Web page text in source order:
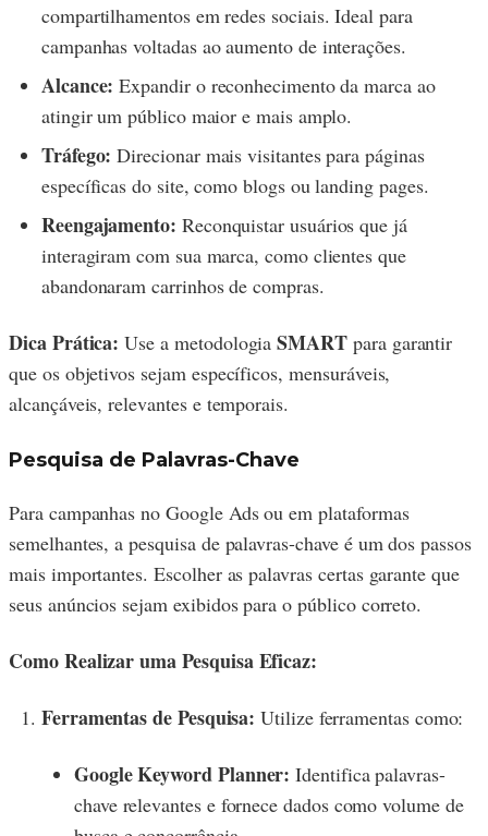
compartilhamentos em redes sociais. Ideal para
campanhas voltadas ao aumento de interações.
Alcance: Expandir o reconhecimento da marca ao
atingir um público maior e mais amplo.
Tráfego: Direcionar mais visitantes para páginas
específicas do site, como blogs ou landing pages.
Reengajamento: Reconquistar usuários que já
interagiram com sua marca, como clientes que
abandonaram carrinhos de compras.
Dica Prática: Use a metodologiaSMART para garantir
que os objetivos sejam específicos, mensuráveis,
alcançáveis, relevantes e temporais.
Pesquisa de Palavras-Chave
Para campanhas no Google Ads ou em plataformas
semelhantes, a pesquisa de palavras-chave é um dos passos
mais importantes. Escolher as palavras certas garante que
seus anúncios sejam exibidos para o público correto.
Como Realizar uma Pesquisa Eficaz:
Ferramentas de Pesquisa: Utilize ferramentas como:
Google Keyword Planner: Identifica palavras-
chave relevantes e fornece dados como volume de